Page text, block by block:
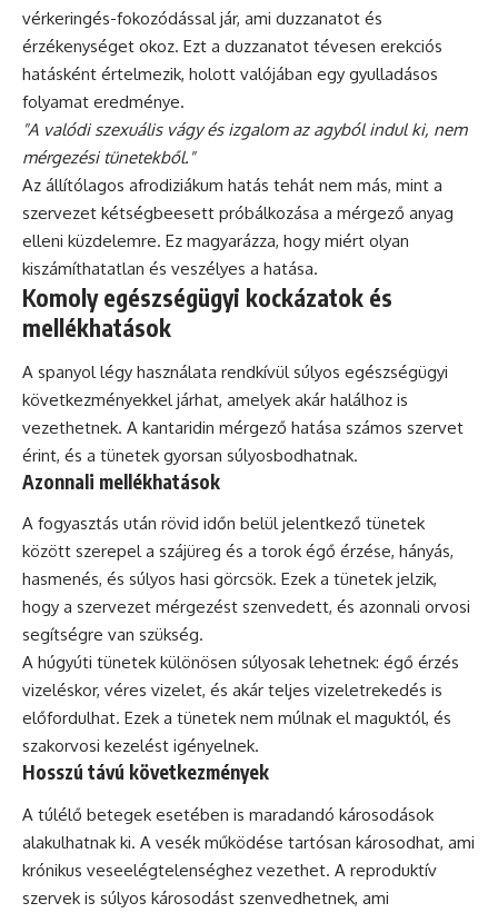
vérkeringés-fokozódással jár, ami duzzanatot és
érzékenységet okoz. Ezt a duzzanatot tévesen erekciós
hatásként értelmezik, holott valójában egy gyulladásos
folyamat eredménye.
"A valódi szexuális vágy és izgalom az agyból indul ki, nem
mérgezési tünetekből."
Az állítólagos afrodiziákum hatás tehát nem más, mint a
szervezet kétségbeesett próbálkozása a mérgező anyag
elleni küzdelemre. Ez magyarázza, hogy miért olyan
kiszámíthatatlan és veszélyes a hatása.
Komoly egészségügyi kockázatok és
mellékhatások
A spanyol légy használata rendkívül súlyos egészségügyi
következményekkel járhat, amelyek akár halálhoz is
vezethetnek. A kantaridin mérgező hatása számos szervet
érint, és a tünetek gyorsan súlyosbodhatnak.
Azonnali mellékhatások
A fogyasztás után rövid időn belül jelentkező tünetek
között szerepel a szájüreg és a torok égő érzése, hányás,
hasmenés, és súlyos hasi görcsök. Ezek a tünetek jelzik,
hogy a szervezet mérgezést szenvedett, és azonnali orvosi
segítségre van szükség.
A húgyúti tünetek különösen súlyosak lehetnek: égő érzés
vizeléskor, véres vizelet, és akár teljes vizeletrekedés is
előfordulhat. Ezek a tünetek nem múlnak el maguktól, és
szakorvosi kezelést igényelnek.
Hosszú távú következmények
A túlélő betegek esetében is maradandó károsodások
alakulhatnak ki. A vesék működése tartósan károsodhat, ami
krónikus veseelégtelenséghez vezethet. A reproduktív
szervek is súlyos károsodást szenvedhetnek, ami